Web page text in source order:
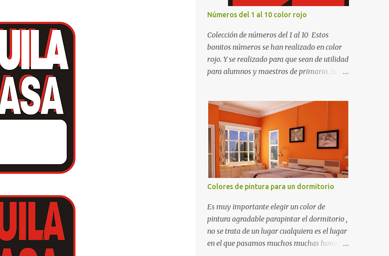
Números del 1 al 10 color rojo
Colección de números del 1 al 10 Estos
bonitos números se han realizado en color
rojo. Y se realizado para que sean de utilidad
para alumnos y maestros de primaria. Son
de recortar y se pueden utilizar en variedad
de cosas como ser recortes para tareas
escolares, para hacer juegos infantiles
matemáticos, para decorar los cumpleaños
de los niños, entre otras cosas.
Colores de pintura para un dormitorio
Es muy importante elegir un color de
pintura agradable parapintar el dormitorio ,
no se trata de un lugar cualquiera es el lugar
en el que pasamos muchos muchas horas y